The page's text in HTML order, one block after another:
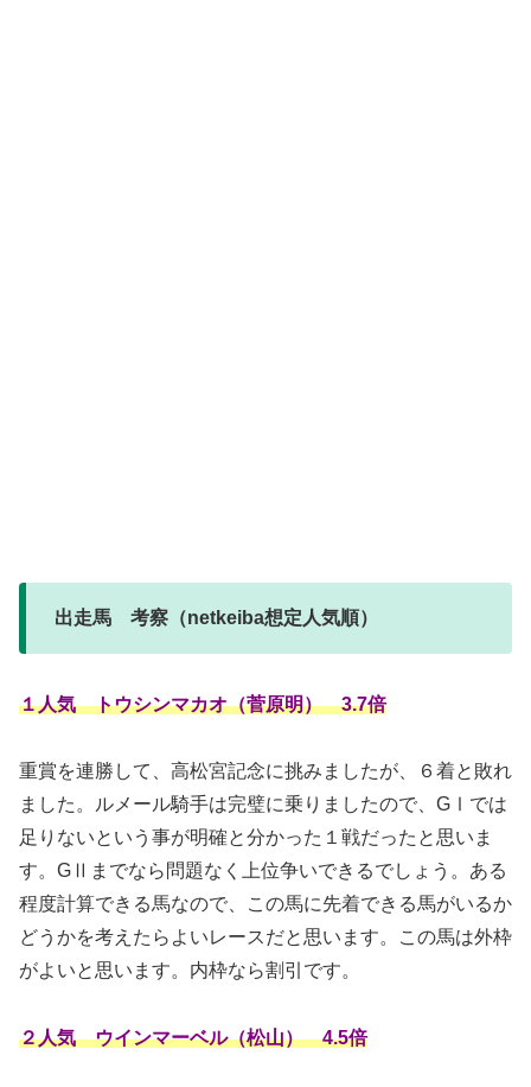
出走馬 考察（netkeiba想定人気順）
１人気 トウシンマカオ（菅原明） 3.7倍
重賞を連勝して、高松宮記念に挑みましたが、６着と敗れ
ました。ルメール騎手は完璧に乗りましたので、GⅠでは
足りないという事が明確と分かった１戦だったと思いま
す。GⅡまでなら問題なく上位争いできるでしょう。ある
程度計算できる馬なので、この馬に先着できる馬がいるか
どうかを考えたらよいレースだと思います。この馬は外枠
がよいと思います。内枠なら割引です。
２人気 ウインマーベル（松山） 4.5倍